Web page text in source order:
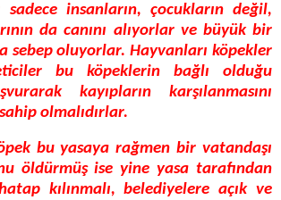
insanların, çocukların değil,
da canını alıyorlar ve büyük bir
sebep oluyorlar. Hayvanları köpekler
bu köpeklerin bağlı olduğu
kayıpların karşılanmasını
olmalıdırlar.
bu yasaya rağmen bir vatandaşı
öldürmüş ise yine yasa tarafından
kılınmalı, belediyelere açık ve